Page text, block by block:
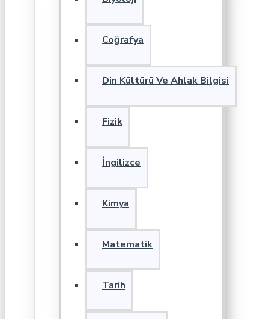
Coğrafya
Din Kültürü Ve Ahlak Bilgisi
Fizik
İngilizce
Kimya
Matematik
Tarih